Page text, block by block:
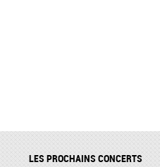
LES PROCHAINS CONCERTS